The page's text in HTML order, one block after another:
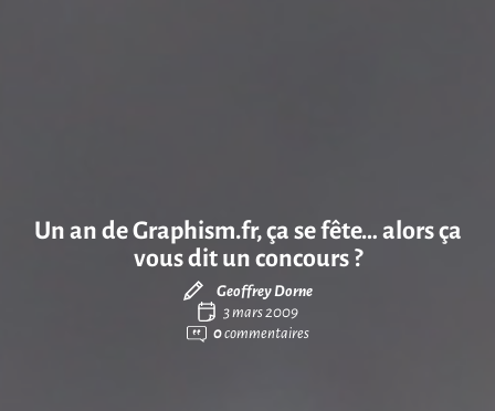
Un an de Graphism.fr, ça se fête… alors ça
vous dit un concours ?
Geoffrey Dorne
3 mars 2009
0commentaires